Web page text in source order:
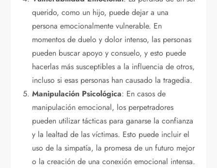
querido, como un hijo, puede dejar a una
persona emocionalmente vulnerable. En
momentos de duelo y dolor intenso, las personas
pueden buscar apoyo y consuelo, y esto puede
hacerlas más susceptibles a la influencia de otros,
incluso si esas personas han causado la tragedia.
Manipulación Psicológica: En casos de
manipulación emocional, los perpetradores
pueden utilizar tácticas para ganarse la confianza
y la lealtad de las víctimas. Esto puede incluir el
uso de la simpatía, la promesa de un futuro mejor
o la creación de una conexión emocional intensa.